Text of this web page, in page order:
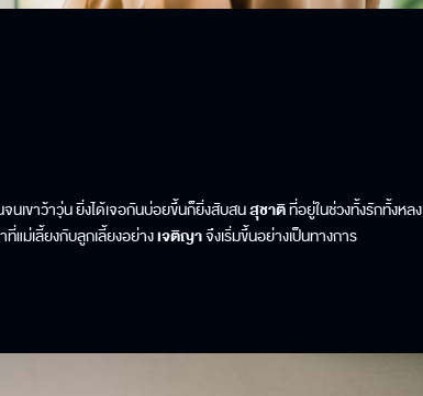
เขาว้าวุ่น ยิ่งได้เจอกันบ่อยขึ้นก็ยิ่งสับสนสุชาติที่อยู่ในช่วงทั้งรักทั้งหลง
แม่เลี้ยงกับลูกเลี้ยงอย่างเจติญาจึงเริ่มขึ้นอย่างเป็นทางการ